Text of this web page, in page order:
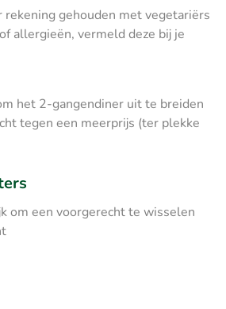
gehouden met vegetariërs
allergieën, vermeld deze bij je
het 2-gangendiner uit te breiden
tegen een meerprijs (ter plekke
om een voorgerecht te wisselen